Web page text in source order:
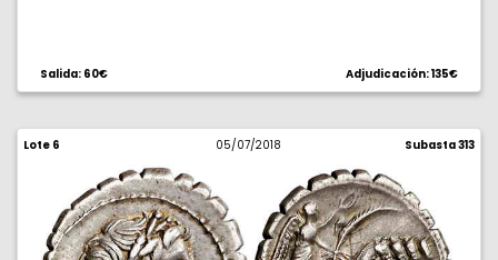
Salida: 60€ Adjudicación: 135€
Lote 6 05/07/2018 Subasta 313